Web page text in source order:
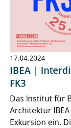
17.04.2024
IBEA |
FK3
Das Institut für
Architektur
Exkursion ein.